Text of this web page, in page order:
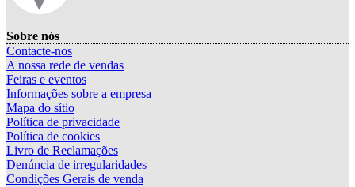
Sobre nós
Contacte-nos
A nossa rede de vendas
Feiras e eventos
Informações sobre a empresa
Mapa do sítio
Política de privacidade
Política de cookies
Livro de Reclamações
Denúncia de irregularidades
Condições Gerais de venda